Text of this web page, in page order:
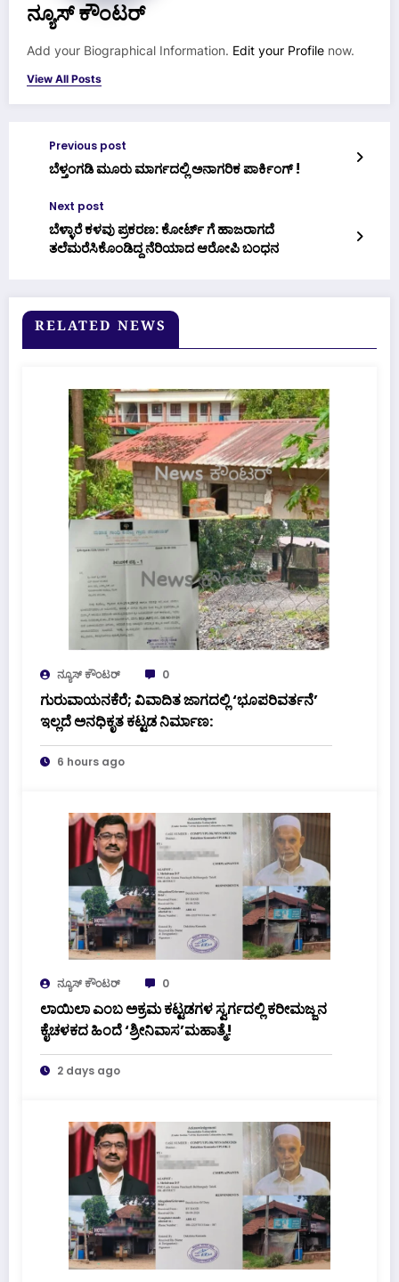
ನ್ಯೂಸ್ ಕೌಂಟರ್
Add your Biographical Information. Edit your Profile now.
View All Posts
Previous post
ಬೆಳ್ತಂಗಡಿ ಮೂರು ಮಾರ್ಗದಲ್ಲಿ ಅನಾಗರಿಕ ಪಾರ್ಕಿಂಗ್ !
Next post
ಬೆಳ್ಳಾರೆ ಕಳವು ಪ್ರಕರಣ: ಕೋರ್ಟ್ ಗೆ ಹಾಜರಾಗದೆ
ತಲೆಮರೆಸಿಕೊಂಡಿದ್ದ ನೆರಿಯಾದ ಆರೋಪಿ ಬಂಧನ
RELATED NEWS
ನ್ಯೂಸ್ ಕೌಂಟರ್ 0
ಗುರುವಾಯನಕೆರೆ; ವಿವಾದಿತ ಜಾಗದಲ್ಲಿ ‘ಭೂಪರಿವರ್ತನೆ’
ಇಲ್ಲದೆ ಅನಧಿಕೃತ ಕಟ್ಟಡ ನಿರ್ಮಾಣ:
6 hours ago
ನ್ಯೂಸ್ ಕೌಂಟರ್ 0
ಲಾಯಿಲಾ ಎಂಬ ಅಕ್ರಮ ಕಟ್ಟಡಗಳ ಸ್ವರ್ಗದಲ್ಲಿ ಕರೀಮಜ್ಜನ
ಕೈಚಳಕದ ಹಿಂದೆ ‘ಶ್ರೀನಿವಾಸ’ಮಹಾತ್ಮೆ!
2 days ago